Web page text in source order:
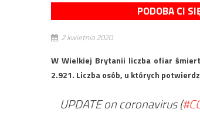
PODOBA CI
2 kwietnia 2020
W Wielkiej Brytanii liczba ofiar
2.921. Liczba osób, u których
UPDATE on coronavirus (